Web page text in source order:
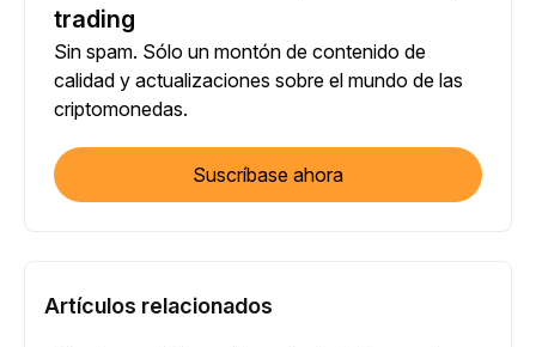
trading
Sin spam. Sólo un montón de contenido de
calidad y actualizaciones sobre el mundo de las
criptomonedas.
Suscríbase ahora
Artículos relacionados